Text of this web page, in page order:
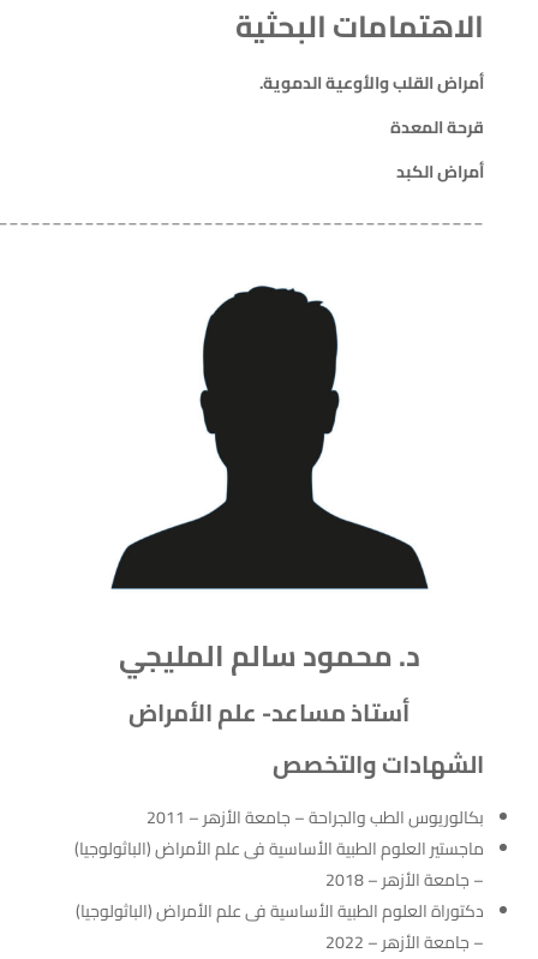
الاهتمامات البحثية
أمراض القلب والأوعية الدموية.
قرحة المعدة
أمراض الكبد
د. محمود سالم المليجي
أستاذ مساعد- علم الأمراض
الشهادات والتخصص
بكالوريوس الطب والجراحة – جامعة الأزهر – 2011
ماجستير العلوم الطبية الأساسية فى علم الأمراض (الباثولوجيا)
– جامعة الأزهر – 2018
دكتوراة العلوم الطبية الأساسية فى علم الأمراض (الباثولوجيا)
– جامعة الأزهر – 2022